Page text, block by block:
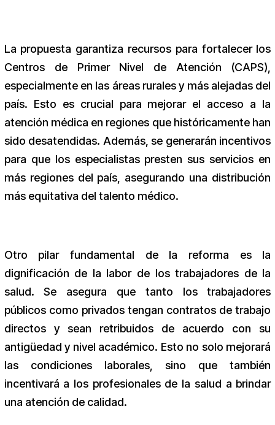
La propuesta garantiza recursos para fortalecer los
Centros de Primer Nivel de Atención (CAPS),
especialmente en las áreas rurales y más alejadas del
país. Esto es crucial para mejorar el acceso a la
atención médica en regiones que históricamente han
sido desatendidas. Además, se generarán incentivos
para que los especialistas presten sus servicios en
más regiones del país, asegurando una distribución
más equitativa del talento médico.
Otro pilar fundamental de la reforma es la
dignificación de la labor de los trabajadores de la
salud. Se asegura que tanto los trabajadores
públicos como privados tengan contratos de trabajo
directos y sean retribuidos de acuerdo con su
antigüedad y nivel académico. Esto no solo mejorará
las condiciones laborales, sino que también
incentivará a los profesionales de la salud a brindar
una atención de calidad.